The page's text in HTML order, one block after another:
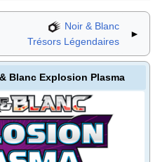
Noir & Blanc
Trésors Légendaires
►
Blanc Explosion Plasma